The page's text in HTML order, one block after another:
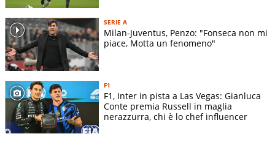
SERIE A
Milan-Juventus, Penzo: "Fonseca non mi
piace, Motta un fenomeno"
F1
F1, Inter in pista a Las Vegas: Gianluca
Conte premia Russell in maglia
nerazzurra, chi è lo chef influencer